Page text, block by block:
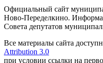
Официальный сайт
Ново-Переделкино.
Совета депутатов
Все материалы сайта
Attribution 3.0
при условии ссылки на